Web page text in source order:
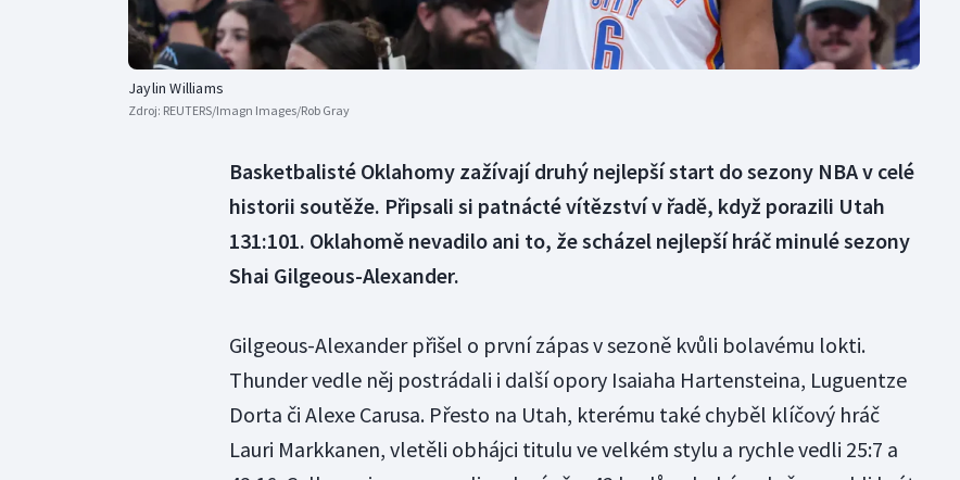
Jaylin Williams
Zdroj: REUTERS/Imagn Images/Rob Gray
Basketbalisté Oklahomy zažívají druhý nejlepší start do sezony NBA v celé
historii soutěže. Připsali si patnácté vítězství v řadě, když porazili Utah
131:101. Oklahomě nevadilo ani to, že scházel nejlepší hráč minulé sezony
Shai Gilgeous-Alexander.
Gilgeous-Alexander přišel o první zápas v sezoně kvůli bolavému lokti.
Thunder vedle něj postrádali i další opory Isaiaha Hartensteina, Luguentze
Dorta či Alexe Carusa. Přesto na Utah, kterému také chyběl klíčový hráč
Lauri Markkanen, vletěli obhájci titulu ve velkém stylu a rychle vedli 25:7 a